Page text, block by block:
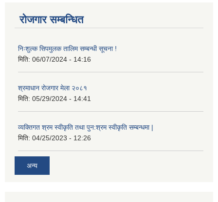
रोजगार सम्बन्धित
निःशुल्क सिपमुलक तालिम सम्बन्धी सूचना !
मिति: 06/07/2024 - 14:16
श्रमाधान रोजगार मेला २०८१
मिति: 05/29/2024 - 14:41
व्यक्तिगत श्रम स्वीकृति तथा पुन:श्रम स्वीकृति सम्बन्धमा |
मिति: 04/25/2023 - 12:26
अन्य